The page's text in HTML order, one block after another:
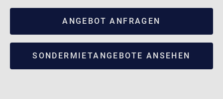
ANGEBOT ANFRAGEN
SONDERMIETANGEBOTE ANSEHEN